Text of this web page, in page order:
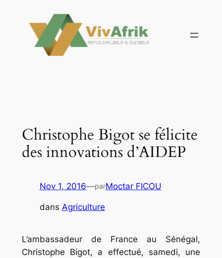
contenu
Christophe Bigot se félicite
des innovations d’AIDEP
Nov 1, 2016—parMoctar FICOU
dans Agriculture
L’ambassadeur de France au Sénégal,
Christophe Bigot, a effectué, samedi, une